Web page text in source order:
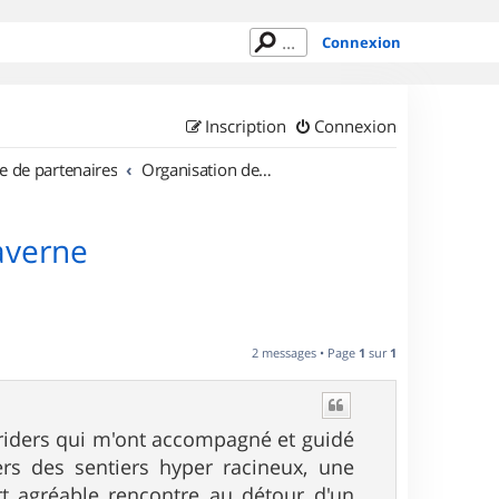
Connexion
Connexion
Inscription
de partenaires Organisation de sorties en région Alsace
2 messages • Page 1 sur 1
qui m'ont accompagné et guidé
des sentiers hyper racineux, une